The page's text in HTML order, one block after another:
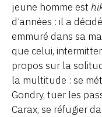
jeune homme est
d’années : il a
emmuré dans sa
que celui,
propos sur la
la multitude : se
Gondry, tuer les
Carax, se réfugier